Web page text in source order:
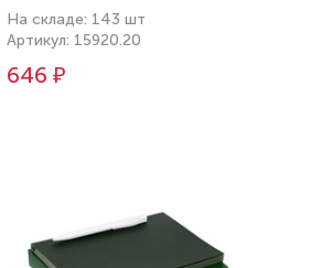
На складе: 143 шт
Артикул: 15920.20
646 ₽